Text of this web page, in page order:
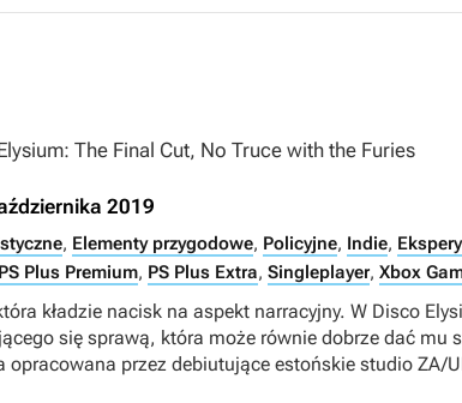
The Final Cut, No Truce with the Furies
2019
, Elementy przygodowe, Policyjne, Indie,
PS Plus Premium, PS Plus Extra, Singleplayer, Xbox
kładzie nacisk na aspekt narracyjny. W Disco
się sprawą, która może równie dobrze dać mu
opracowana przez debiutujące estońskie studio ZA/